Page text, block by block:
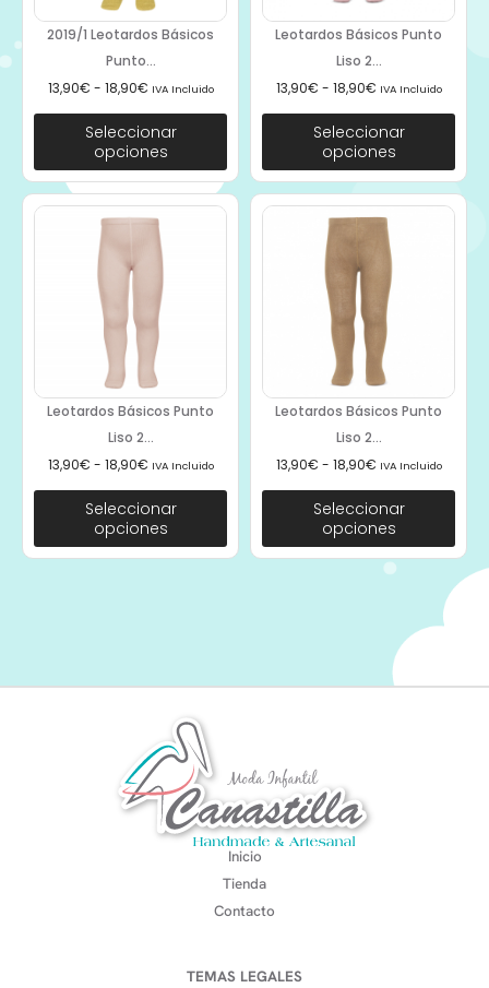
2019/1 Leotardos Básicos
Punto...
13,90€ - 18,90€ IVA Incluido
Seleccionar
opciones
Leotardos Básicos Punto
Liso 2...
13,90€ - 18,90€ IVA Incluido
Seleccionar
opciones
Leotardos Básicos Punto
Liso 2...
13,90€ - 18,90€ IVA Incluido
Seleccionar
opciones
Leotardos Básicos Punto
Liso 2...
13,90€ - 18,90€ IVA Incluido
Seleccionar
opciones
Inicio
Tienda
Contacto
TEMAS LEGALES